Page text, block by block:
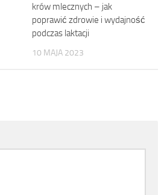
krów mlecznych – jak
poprawić zdrowie i wydajność
podczas laktacji
10 MAJA 2023